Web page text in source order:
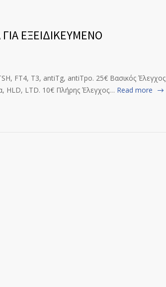
ΕΞΕΙΔΙΚΕΥΜΕΝΟ
FT4, T3, antiTg, antiTpo. 25€ Βασικός Έλεγχος
HLD, LTD. 10€ Πλήρης Έλεγχος… Read more